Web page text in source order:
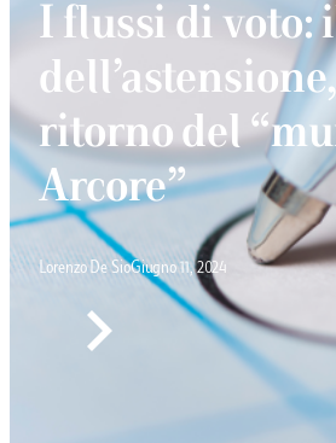
I flussi di voto:
ritorno del
Arcore”
Lorenzo De SioGiugno 11, 2024